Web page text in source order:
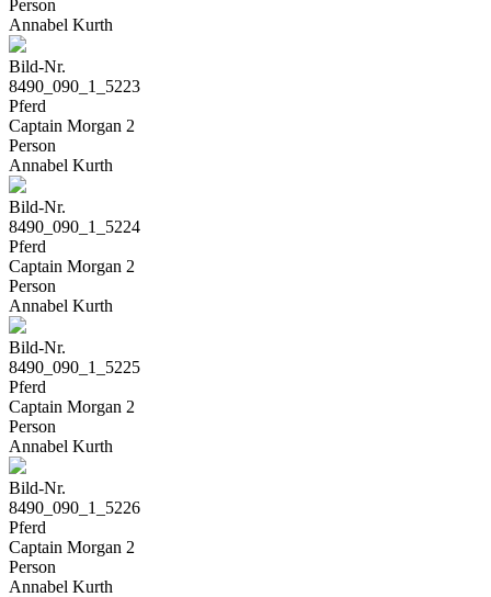
Person
Annabel Kurth
Bild-Nr.
8490_090_1_5223
Pferd
Captain Morgan 2
Person
Annabel Kurth
Bild-Nr.
8490_090_1_5224
Pferd
Captain Morgan 2
Person
Annabel Kurth
Bild-Nr.
8490_090_1_5225
Pferd
Captain Morgan 2
Person
Annabel Kurth
Bild-Nr.
8490_090_1_5226
Pferd
Captain Morgan 2
Person
Annabel Kurth